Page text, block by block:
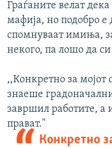
Граѓаните велат
мафија, но подобро е
спомнуваат имиња,
некого, па лошо да
,,Конкретно за мојот
знаеше
завршил работите, а
прават."
Конкретно